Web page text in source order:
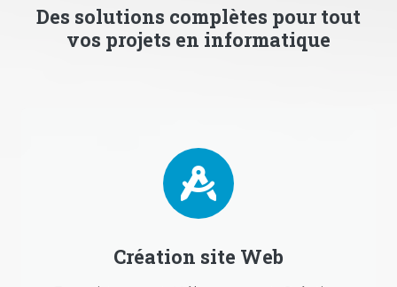
Des solutions complètes pour tout
vos projets en informatique
Création site Web